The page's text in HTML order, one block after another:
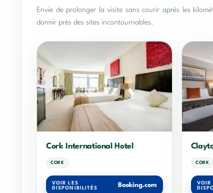
Envie de prolonger la visite sans courir après les
dormir près des sites incontournables.
Cork International Hotel
CORK
VOIR LES
DISPONIBILITÉS
Booking.com
CORK
VOIR